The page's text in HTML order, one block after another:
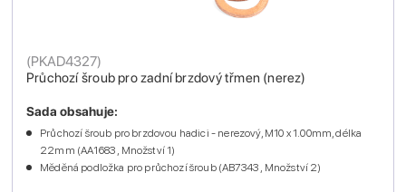
Průchozí šroub pro zadní brzdový třmen (nerez)
(PKAD4327)
Sada obsahuje:
Průchozí šroub pro brzdovou hadici - nerezový, M10 x 1.00mm, délka
22mm (AA1683 , Množství 1)
Měděná podložka pro průchozí šroub (AB7343 , Množství 2)